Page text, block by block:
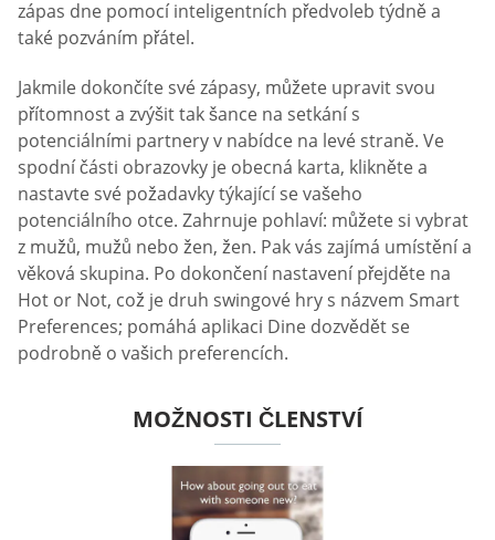
zápas dne pomocí inteligentních předvoleb týdně a
také pozváním přátel.
Jakmile dokončíte své zápasy, můžete upravit svou
přítomnost a zvýšit tak šance na setkání s
potenciálními partnery v nabídce na levé straně. Ve
spodní části obrazovky je obecná karta, klikněte a
nastavte své požadavky týkající se vašeho
potenciálního otce. Zahrnuje pohlaví: můžete si vybrat
z mužů, mužů nebo žen, žen. Pak vás zajímá umístění a
věková skupina. Po dokončení nastavení přejděte na
Hot or Not, což je druh swingové hry s názvem Smart
Preferences; pomáhá aplikaci Dine dozvědět se
podrobně o vašich preferencích.
MOŽNOSTI ČLENSTVÍ